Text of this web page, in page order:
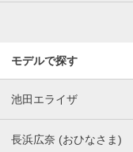
モデルで探す
池田エライザ
長浜広奈 (おひなさま)